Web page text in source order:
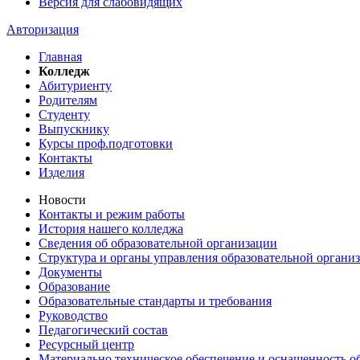
Авторизация
Главная
Колледж
Абитуриенту
Родителям
Студенту
Выпускнику
Курсы проф.подготовки
Контакты
Изделия
Новости
Контакты и режим работы
История нашего колледжа
Сведения об образовательной организации
Структура и органы управления образовательной
Документы
Образование
Образовательные стандарты и требования
Руководство
Педагогический состав
Ресурсный центр